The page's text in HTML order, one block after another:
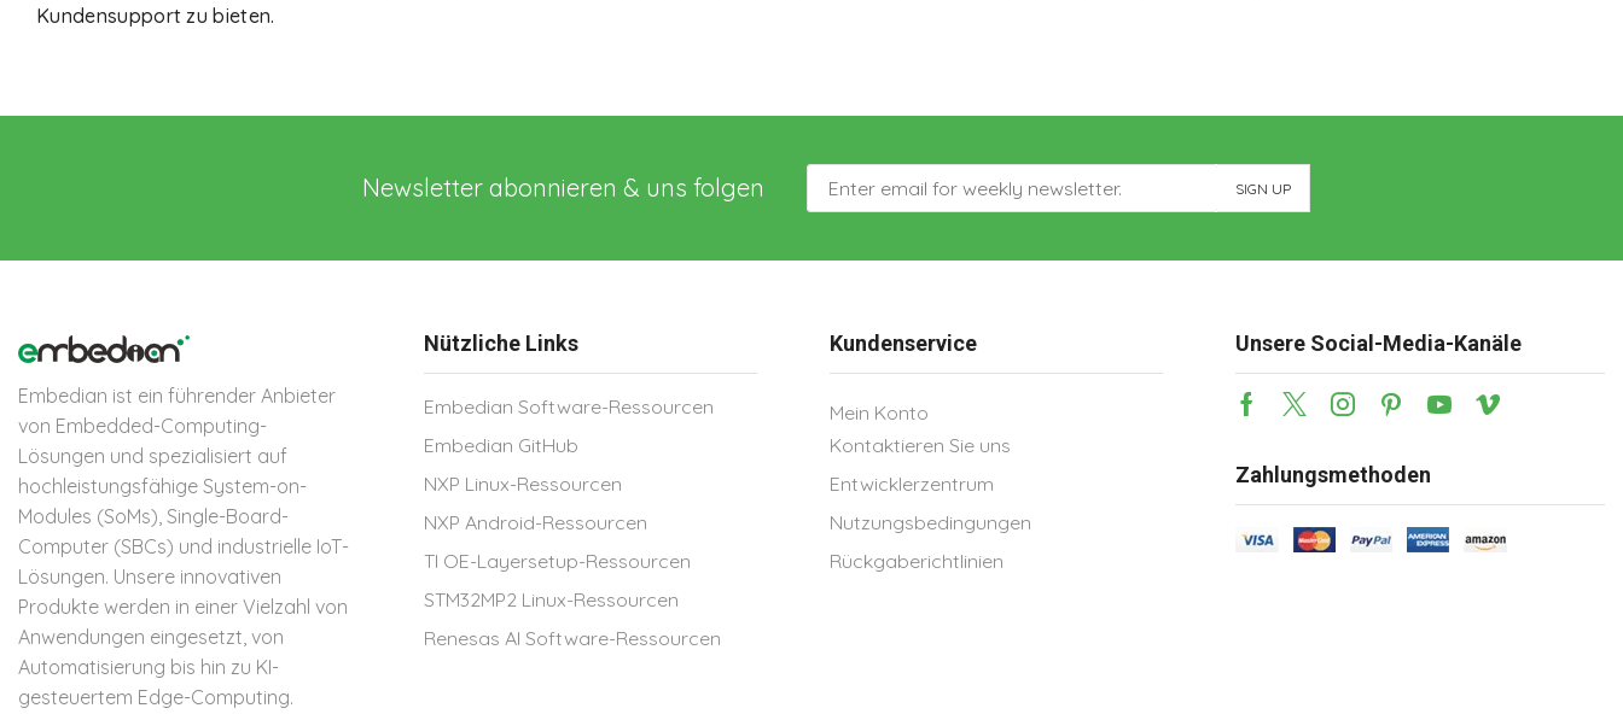
Kundensupport zu bieten.
Newsletter abonnieren & uns folgen
Embedian ist ein führender Anbieter
von Embedded-Computing-
Lösungen und spezialisiert auf
hochleistungsfähige System-on-
Modules (SoMs), Single-Board-
Computer (SBCs) und industrielle IoT-
Lösungen. Unsere innovativen
Produkte werden in einer Vielzahl von
Anwendungen eingesetzt, von
Automatisierung bis hin zu KI-
gesteuertem Edge-Computing.
Nützliche Links
Embedian Software-Ressourcen
Embedian GitHub
NXP Linux-Ressourcen
NXP Android-Ressourcen
TI OE-Layersetup-Ressourcen
STM32MP2 Linux-Ressourcen
Renesas AI Software-Ressourcen
Kundenservice
Mein Konto
Kontaktieren Sie uns
Entwicklerzentrum
Nutzungsbedingungen
Rückgaberichtlinien
Unsere Social-Media-Kanäle
Zahlungsmethoden